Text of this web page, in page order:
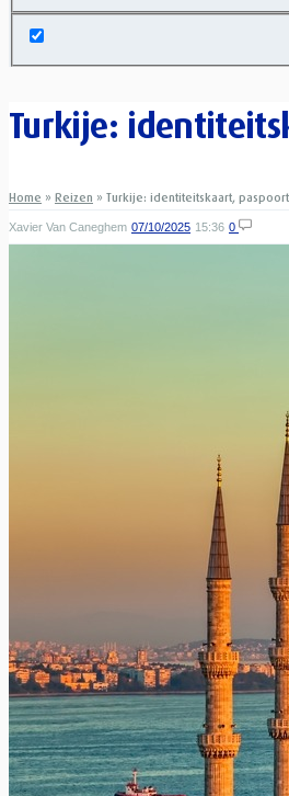
Turkije:
Home » Reizen » Turkije: identiteitskaart,
Xavier Van Caneghem 07/10/2025 15:36 0